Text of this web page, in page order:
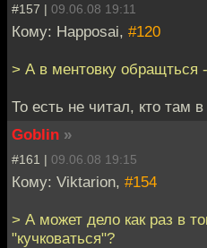
#157 | 09.06.08 19:11
Кому: Happosai, #120
> А в ментовку обращться
То есть не читал, кто там
Goblin »
#161 | 09.06.08 19:15
Кому: Viktarion, #154
> А может дело как раз в
"кучковаться"?